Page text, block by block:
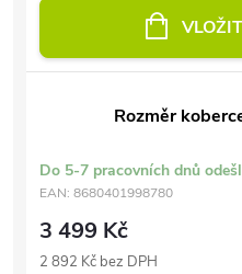
Rozměr
Do 5-7 pracovních dnů
EAN: 8680401998780
3 499 Kč
2 892 Kč bez DPH